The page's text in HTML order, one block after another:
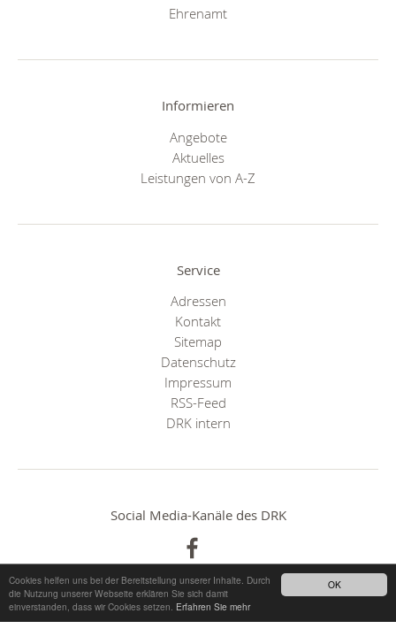
OK
Cookies helfen uns bei der Bereitstellung unserer Inhalte. Durch
die Nutzung unserer Webseite erklären Sie sich damit
einverstanden, dass wir Cookies setzen. Erfahren Sie mehr
Ehrenamt
Informieren
Angebote
Aktuelles
Leistungen von A-Z
Service
Adressen
Kontakt
Sitemap
Datenschutz
Impressum
RSS-Feed
DRK intern
Social Media-Kanäle des DRK